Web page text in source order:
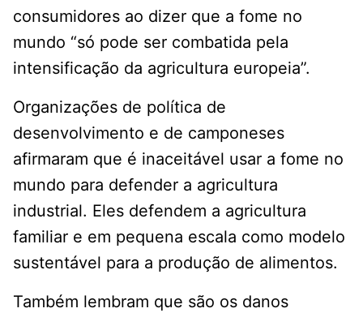
consumidores ao dizer que a fome no
mundo “só pode ser combatida pela
intensificação da agricultura europeia”.
Organizações de política de
desenvolvimento e de camponeses
afirmaram que é inaceitável usar a fome no
mundo para defender a agricultura
industrial. Eles defendem a agricultura
familiar e em pequena escala como modelo
sustentável para a produção de alimentos.
Também lembram que são os danos